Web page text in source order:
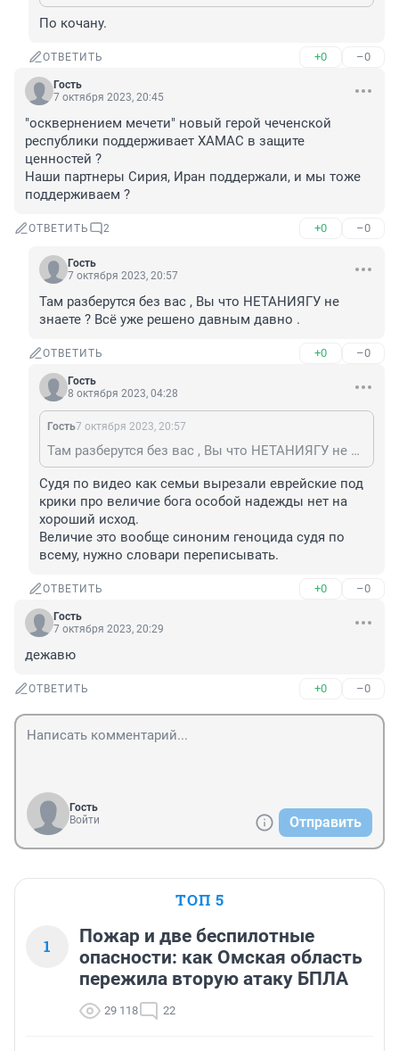
По кочану.
ОТВЕТИТЬ +0 –0
Гость
7 октября 2023, 20:45
"осквернением мечети" новый герой чеченской
республики поддерживает ХАМАС в защите
ценностей ?
Наши партнеры Сирия, Иран поддержали, и мы тоже
поддерживаем ?
ОТВЕТИТЬ 2 +0 –0
Гость
7 октября 2023, 20:57
Там разберутся без вас , Вы что НЕТАНИЯГУ не
знаете ? Всё уже решено давным давно .
ОТВЕТИТЬ +0 –0
Гость
8 октября 2023, 04:28
Гость7 октября 2023, 20:57
Там разберутся без вас , Вы что НЕТАНИЯГУ не знаете ? Всё уже решено давным давно .
Судя по видео как семьи вырезали еврейские под
крики про величие бога особой надежды нет на
хороший исход.
Величие это вообще синоним геноцида судя по
всему, нужно словари переписывать.
ОТВЕТИТЬ +0 –0
Гость
7 октября 2023, 20:29
дежавю
ОТВЕТИТЬ +0 –0
Гость
Войти
Отправить
ТОП 5
1
Пожар и две беспилотные
опасности: как Омская область
пережила вторую атаку БПЛА
29 118 22